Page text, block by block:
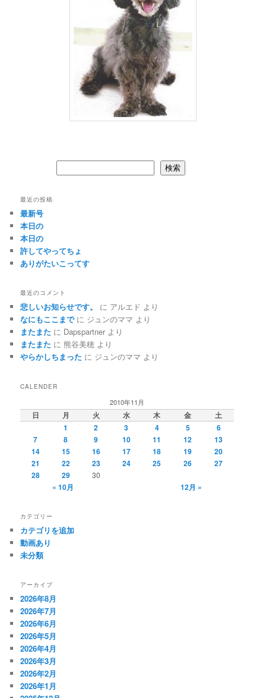
検索
最近の投稿
最新号
本日の
本日の
許してやってちょ
ありがたいこってす
最近のコメント
悲しいお知らせです。 に アルエド より
なにもここまでに ジュンのママ より
またまた に Dapspartner より
またまた に 熊谷美穂 より
やらかしちまった に ジュンのママ より
CALENDER
2010年11月
日 月 火 水 木 金
土
1
2 3 4 5
6
7
8 9 10 11 12
13
14
15 16 17 18 19
20
21
22 23 24 25 26
27
28
29 30
« 10月 12月 »
カテゴリー
カテゴリを追加
動画あり
未分類
アーカイブ
2026年8月
2026年7月
2026年6月
2026年5月
2026年4月
2026年3月
2026年2月
2026年1月